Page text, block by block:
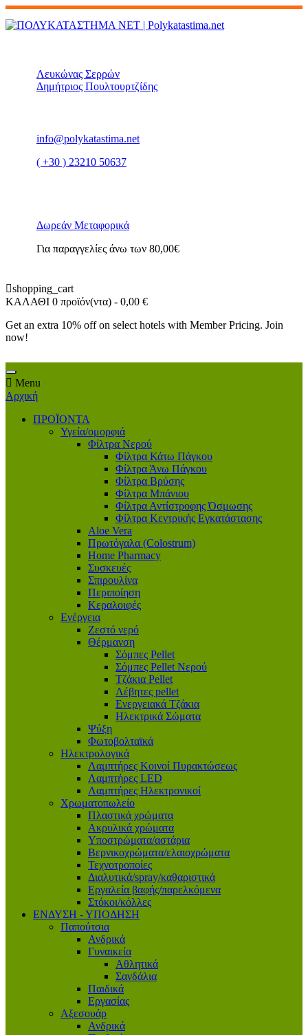
Λευκώνας Σερρών
Δημήτριος Πουλτουρτζίδης
info@polykatastima.net
( +30 ) 23210 50637
Δωρεάν Μεταφορικά
Για παραγγελίες άνω των 80,00€
shopping_cart
ΚΑΛΑΘΙ 0 προϊόν(ντα) - 0,00 €
Get an extra 10% off on select hotels with Member Pricing. Join
now!
Menu
Αρχική
ΠΡΟΪΟΝΤΑ
Υγεία/ομορφιά
Φίλτρα Νερού
Φίλτρα Κάτω Πάγκου
Φίλτρα Άνω Πάγκου
Φίλτρα Βρύσης
Φίλτρα Μπάνιου
Φίλτρα Αντίστροφης Όσμωσης
Φίλτρα Κεντρικής Εγκατάστασης
Aloe Vera
Πρωτόγαλα (Colostrum)
Home Pharmacy
Συσκευές
Σπιρουλίνα
Περιποίηση
Κεραλοιφές
Ενέργεια
Ζεστό νερό
Θέρμανση
Σόμπες Pellet
Σόμπες Pellet Νερού
Τζάκια Pellet
Λέβητες pellet
Ενεργειακά Τζάκια
Ηλεκτρικά Σώματα
Ψύξη
Φωτοβολταϊκά
Ηλεκτρολογικά
Λαμπτήρες Κοινοί Πυρακτώσεως
Λαμπτήρες LED
Λαμπτήρες Ηλεκτρονικοί
Χρωματοπωλείο
Πλαστικά χρώματα
Ακρυλικά χρώματα
Υποστρώματα/αστάρια
Βερνικοχρώματα/ελαιοχρώματα
Τεχνοτροποίες
Διαλυτικά/spray/καθαριστικά
Εργαλεία βαφής/παρελκόμενα
Στόκοι/κόλλες
ΕΝΔΥΣΗ - ΥΠΟΔΗΣΗ
Παπούτσια
Ανδρικά
Γυναικεία
Αθλητικά
Σανδάλια
Παιδικά
Εργασίας
Αξεσουάρ
Ανδρικά